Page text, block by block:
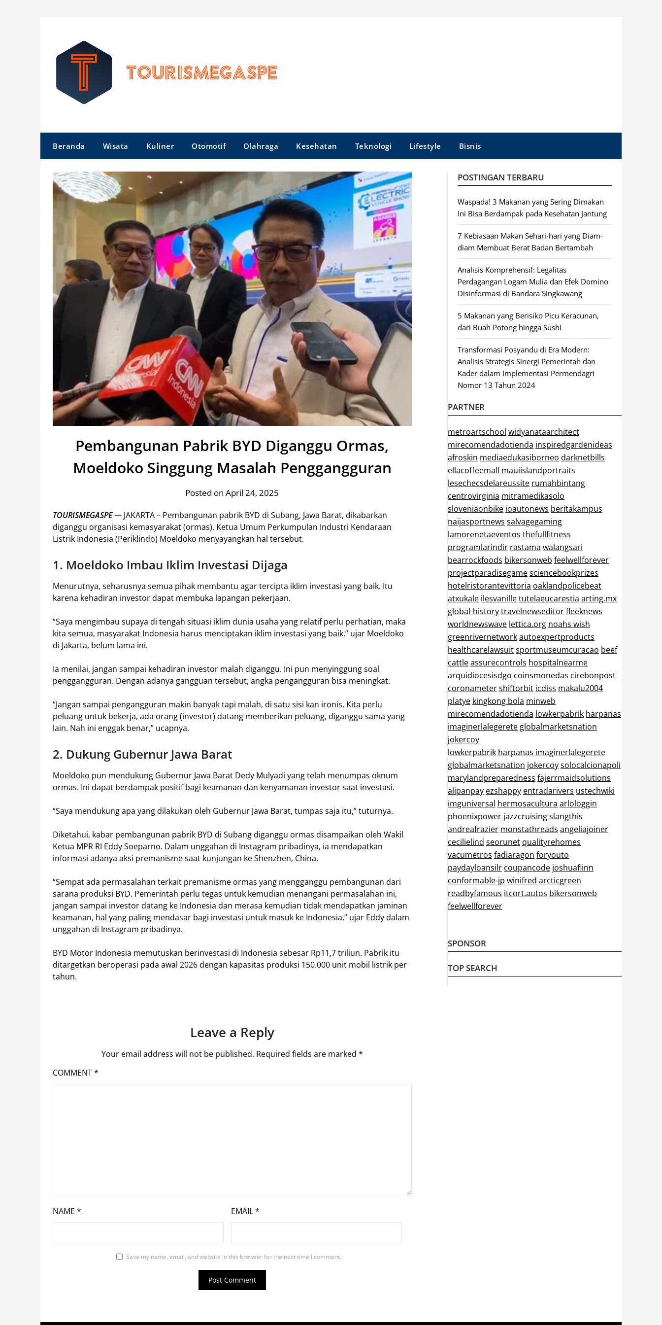
Beranda Wisata Kuliner Otomotif Olahraga Kesehatan Teknologi Lifestyle Bisnis
Pembangunan Pabrik BYD Diganggu Ormas,
Moeldoko Singgung Masalah Penggangguran
Posted on April 24, 2025
TOURISMEGASPE — JAKARTA – Pembangunan pabrik BYD di Subang, Jawa Barat, dikabarkan
diganggu organisasi kemasyarakat (ormas). Ketua Umum Perkumpulan Industri Kendaraan
Listrik Indonesia (Periklindo) Moeldoko menyayangkan hal tersebut.
1. Moeldoko Imbau Iklim Investasi Dijaga
Menurutnya, seharusnya semua pihak membantu agar tercipta iklim investasi yang baik. Itu
karena kehadiran investor dapat membuka lapangan pekerjaan.
“Saya mengimbau supaya di tengah situasi iklim dunia usaha yang relatif perlu perhatian, maka
kita semua, masyarakat Indonesia harus menciptakan iklim investasi yang baik,” ujar Moeldoko
di Jakarta, belum lama ini.
Ia menilai, jangan sampai kehadiran investor malah diganggu. Ini pun menyinggung soal
penggangguran. Dengan adanya gangguan tersebut, angka pengangguran bisa meningkat.
“Jangan sampai pengangguran makin banyak tapi malah, di satu sisi kan ironis. Kita perlu
peluang untuk bekerja, ada orang (investor) datang memberikan peluang, diganggu sama yang
lain. Nah ini enggak benar,” ucapnya.
2. Dukung Gubernur Jawa Barat
Moeldoko pun mendukung Gubernur Jawa Barat Dedy Mulyadi yang telah menumpas oknum
ormas. Ini dapat berdampak positif bagi keamanan dan kenyamanan investor saat investasi.
“Saya mendukung apa yang dilakukan oleh Gubernur Jawa Barat, tumpas saja itu,” tuturnya.
Diketahui, kabar pembangunan pabrik BYD di Subang diganggu ormas disampaikan oleh Wakil
Ketua MPR RI Eddy Soeparno. Dalam unggahan di Instagram pribadinya, ia mendapatkan
informasi adanya aksi premanisme saat kunjungan ke Shenzhen, China.
“Sempat ada permasalahan terkait premanisme ormas yang mengganggu pembangunan dari
sarana produksi BYD. Pemerintah perlu tegas untuk kemudian menangani permasalahan ini,
jangan sampai investor datang ke Indonesia dan merasa kemudian tidak mendapatkan jaminan
keamanan, hal yang paling mendasar bagi investasi untuk masuk ke Indonesia,” ujar Eddy dalam
unggahan di Instagram pribadinya.
BYD Motor Indonesia memutuskan berinvestasi di Indonesia sebesar Rp11,7 triliun. Pabrik itu
ditargetkan beroperasi pada awal 2026 dengan kapasitas produksi 150.000 unit mobil listrik per
tahun.
Leave a Reply
Your email address will not be published. Required fields are marked *
COMMENT*
NAME * EMAIL*
Save my name, email, and website in this browser for the next time I comment.
POSTINGAN TERBARU
Waspada! 3 Makanan yang Sering Dimakan
Ini Bisa Berdampak pada Kesehatan Jantung
7 Kebiasaan Makan Sehari-hari yang Diam-
diam Membuat Berat Badan Bertambah
Analisis Komprehensif: Legalitas
Perdagangan Logam Mulia dan Efek Domino
Disinformasi di Bandara Singkawang
5 Makanan yang Berisiko Picu Keracunan,
dari Buah Potong hingga Sushi
Transformasi Posyandu di Era Modern:
Analisis Strategis Sinergi Pemerintah dan
Kader dalam Implementasi Permendagri
Nomor 13 Tahun 2024
PARTNER
metroartschool widyanataarchitect
mirecomendadotienda inspiredgardenideas
afroskin mediaedukasiborneo darknetbills
ellacoffeemall mauiislandportraits
lesechecsdelareussite rumahbintang
centrovirginia mitramedikasolo
sloveniaonbike ioautonews beritakampus
naijasportnews salvagegaming
lamorenetaeventos thefullfitness
programlarindir rastama walangsari
bearrockfoods bikersonweb feelwellforever
projectparadisegamesciencebookprizes
hotelristorantevittoria oaklandpolicebeat
atxukale ilesvanilletutelaeucarestia arting.mx
global-historytravelnewseditorfleeknews
worldnewswave lettica.org noahs wish
greenrivernetworkautoexpertproducts
healthcarelawsuitsportmuseumcuracao beef
cattleassurecontrols hospitalnearme
arquidiocesisdgo coinsmonedas cirebonpost
coronametershiftorbit icdiss makalu2004
platye kingkong bola minweb
mirecomendadotienda lowkerpabrik harpanas
imaginerlalegerete globalmarketsnation
jokercoy
lowkerpabrik harpanas imaginerlalegerete
globalmarketsnation jokercoysolocalcionapoli
marylandpreparedness fajerrmaidsolutions
alipanpay ezshappy entradarivers ustechwiki
imguniversal hermosacultura arlologgin
phoenixpower jazzcruisingslangthis
andreafrazier monstathreads angeliajoiner
cecilielind seorunet qualityrehomes
vacumetros fadiaragon foryouto
paydayloansilr coupancode joshuaflinn
conformable-jp winifred arcticgreen
readbyfamous itcort.autos bikersonweb
feelwellforever
SPONSOR
TOP SEARCH